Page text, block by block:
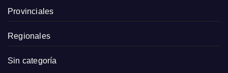
Provinciales
Regionales
Sin categoría